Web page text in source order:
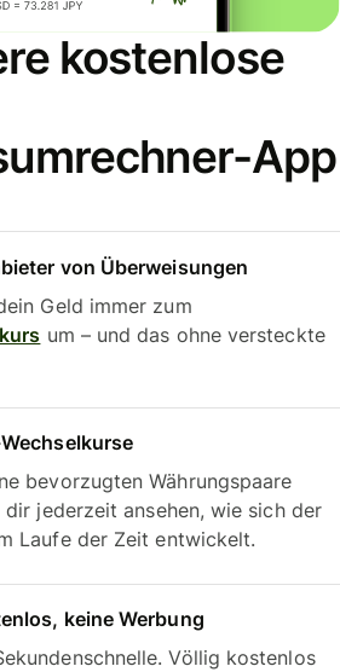
kostenlose
App
von Überweisungen
Geld immer zum
um – und das ohne versteckte
bevorzugten Währungspaare
dir jederzeit ansehen, wie sich der
Laufe der Zeit entwickelt.
keine Werbung
Völlig kostenlos